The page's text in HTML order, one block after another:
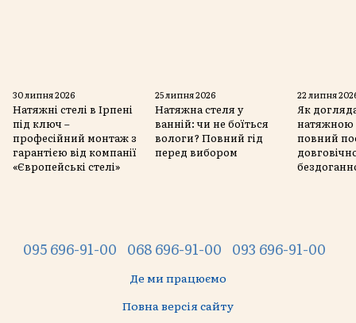
30 липня 2026
Натяжні стелі в Ірпені
під ключ –
професійний монтаж з
гарантією від компанії
«Європейські стелі»
25 липня 2026
Натяжна стеля у
ванній: чи не боїться
вологи? Повний гід
перед вибором
22 липня
Як
натяжною
повний
095 696-91-00 068 696-91-00 093 696-91-00
Де ми працюємо
Повна версія сайту